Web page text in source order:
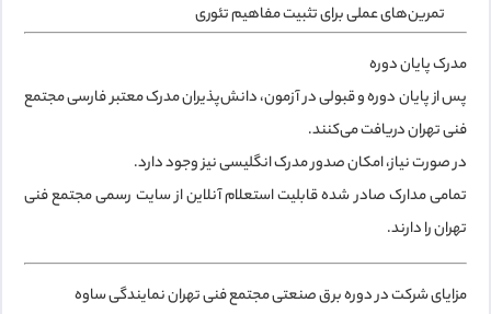
تمرین‌های عملی برای تثبیت مفاهیم تئوری
مدرک پایان دوره
پس از پایان دوره و قبولی در آزمون، دانش‌پذیرانمدرک معتبر فارسی مجتمع
فنی تهراندریافت می‌کنند.
در صورت نیاز، امکان صدورمدرک انگلیسینیز وجود دارد.
تمامی مدارک صادر شده قابلیتاستعلام آنلاین از سایت رسمی مجتمع فنی
تهرانرا دارند.
مزایای شرکت در دوره برق صنعتی مجتمع فنی تهران نمایندگی ساوه